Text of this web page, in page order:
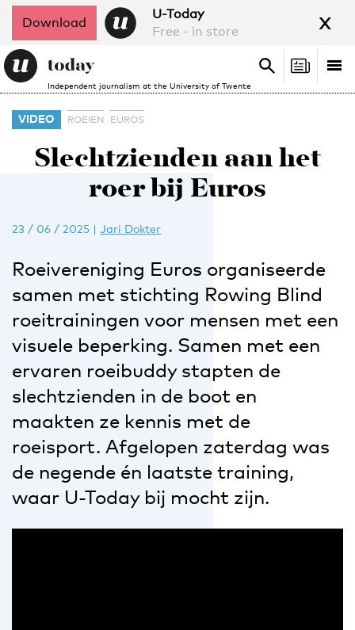
Download
U-Today
Free - in store
x
Independent journalism at the University of Twente
Search
Search
VIDEO ROEIEN EUROS
Slechtzienden aan het
roer bij Euros
23 / 06 / 2025 | Jari Dokter
Roeivereniging Euros organiseerde
samen met stichting Rowing Blind
roeitrainingen voor mensen met een
visuele beperking. Samen met een
ervaren roeibuddy stapten de
slechtzienden in de boot en
maakten ze kennis met de
roeisport. Afgelopen zaterdag was
de negende én laatste training,
waar U-Today bij mocht zijn.